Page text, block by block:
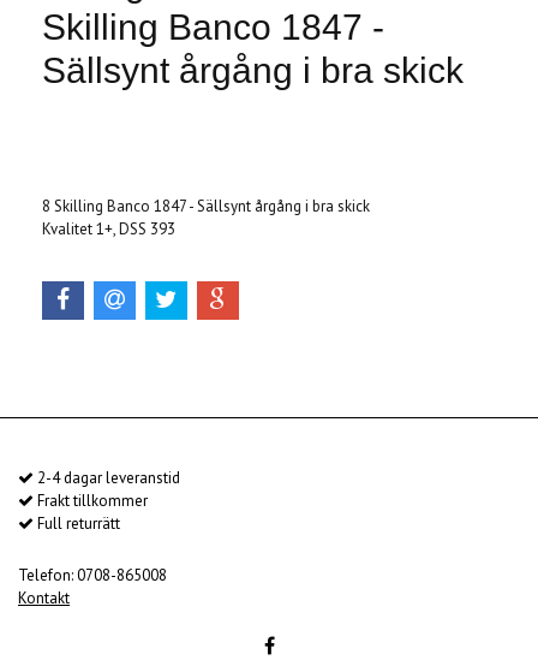
Skilling Banco 1847 -
Sällsynt årgång i bra skick
8 Skilling Banco 1847 - Sällsynt årgång i bra skick
Kvalitet 1+, DSS 393
2-4 dagar leveranstid
Frakt tillkommer
Full returrätt
Telefon: 0708-865008
Kontakt